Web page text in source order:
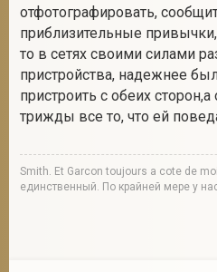
отфотографировать,
приблизительные
то в сетях своими силами
пристройства, надежнее
пристроить с обеих
трижды все то, что ей
Smith. Et Garcon toujours a cote de
единственный. По крайней мере у